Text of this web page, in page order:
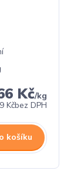
Kč/kg
Kčbez DPH
košíku